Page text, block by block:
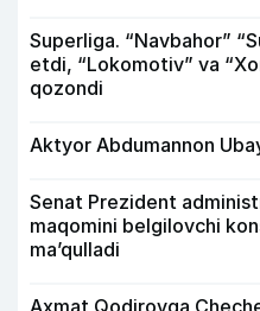
Superliga. “Navbahor”
etdi, “Lokomotiv” va
qozondi
Aktyor Abdu­mannon
Senat Prezident
maqomini belgilovchi
ma’qulladi
Axmat Qodirovga